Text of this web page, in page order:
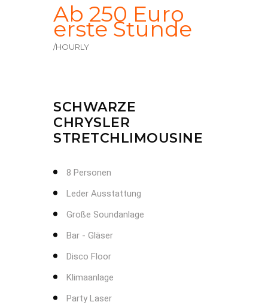
Ab 250 Euro
erste Stunde
/HOURLY
SCHWARZE
CHRYSLER
STRETCHLIMOUSINE
8 Personen
Leder Ausstattung
Große Soundanlage
Bar - Gläser
Disco Floor
Klimaanlage
Party Laser